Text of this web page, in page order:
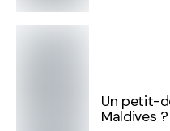
Un petit-
Maldives